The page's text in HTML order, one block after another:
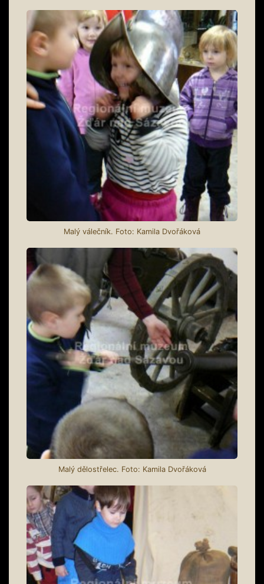
Malý válečník. Foto: Kamila Dvořáková
Malý dělostřelec. Foto: Kamila Dvořáková